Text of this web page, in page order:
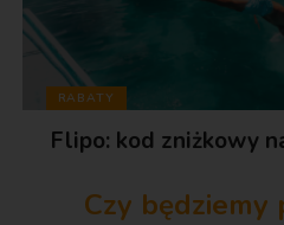
RABATY
Flipo: kod zniżkowy
Czy będziemy